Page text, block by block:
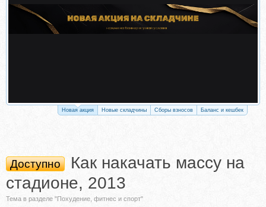
Новая акция Новые складчины Сборы взносов Баланс и кешбек
Доступно
Как накачать массу на
стадионе, 2013
Тема в разделе "Похудение, фитнес и спорт"